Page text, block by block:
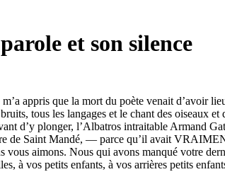
et son silence
appris que la mort du poète venait d’avoir
tous les langages et le chant des oiseaux
d’y plonger, l’Albatros intraitable Armand
de Saint Mandé, — parce qu’il avait
vous aimons. Nous qui avons manqué votre
à vos petits enfants, à vos arrières petits